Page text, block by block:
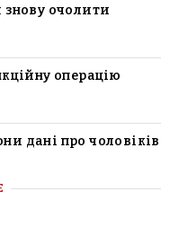
знову очолити
операцію
дані про чоловіків